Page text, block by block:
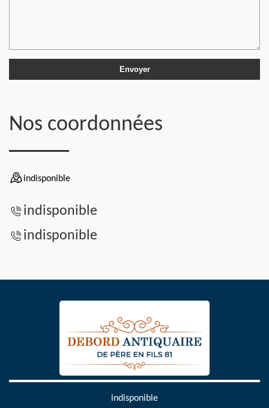
Nos coordonnées
indisponible
indisponible
indisponible
indisponible